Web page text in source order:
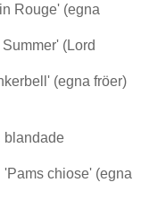
Rouge' (egna
(Lord
(egna fröer)
blandade
'Pams chiose' (egna